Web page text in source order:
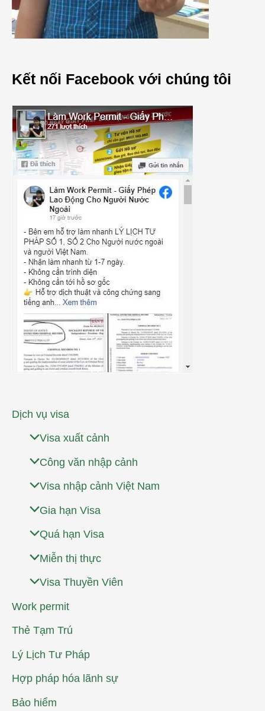
Kết nối Facebook với chúng tôi
Dịch vụ visa
Visa xuất cảnh
Công văn nhập cảnh
Visa nhập cảnh Việt Nam
Gia hạn Visa
Quá hạn Visa
Miễn thị thực
Visa Thuyền Viên
Work permit
Thẻ Tạm Trú
Lý Lịch Tư Pháp
Hợp pháp hóa lãnh sự
Bảo hiểm